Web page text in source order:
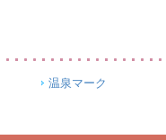
温泉マーク